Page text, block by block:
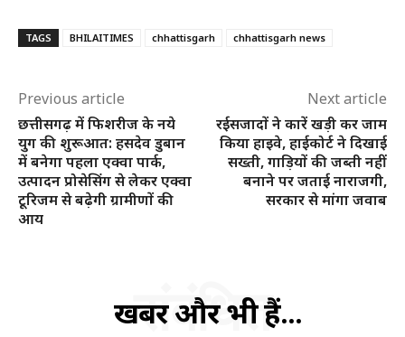
TAGS BHILAITIMES chhattisgarh chhattisgarh news
Previous article
छत्तीसगढ़ में फिशरीज के नये
युग की शुरूआत: हसदेव डुबान
में बनेगा पहला एक्वा पार्क,
उत्पादन प्रोसेसिंग से लेकर एक्वा
टूरिजम से बढ़ेगी ग्रामीणों की
आय
Next article
रईसजादों ने कारें खड़ी कर जाम
किया हाइवे, हाईकोर्ट ने दिखाई
सख्ती, गाड़ियों की जब्ती नहीं
बनाने पर जताई नाराजगी,
सरकार से मांगा जवाब
खबरें और भी हैं...
संबंधित